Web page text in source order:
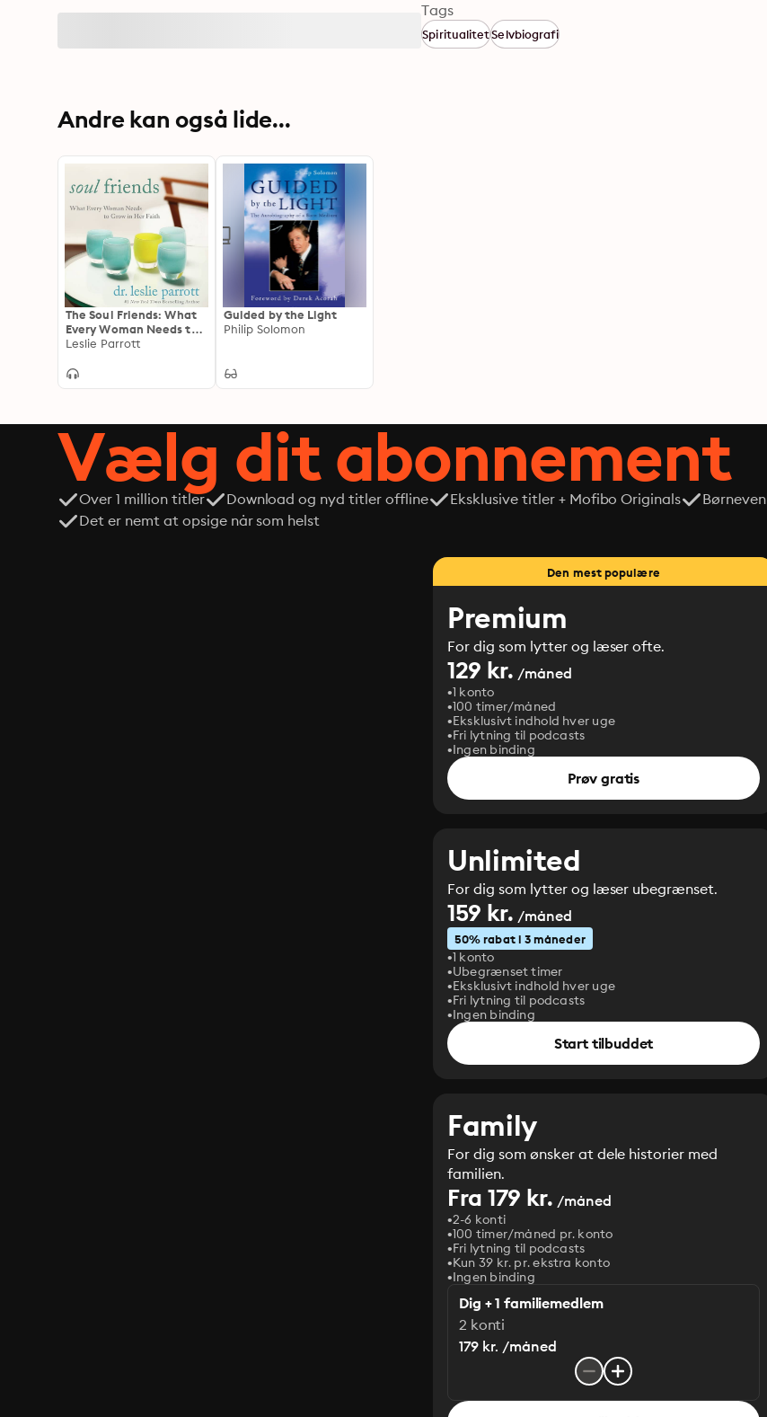
Tags
SpiritualitetSelvbiografi
Andre kan også lide...
The Soul Friends: What
Every Woman Needs to
Grow in Her Faith
Leslie Parrott
Guided by the Light
Philip Solomon
Vælg dit abonnement
Over 1 million titler Download og nyd titler offline Eksklusive titler + Mofibo Originals
Det er nemt at opsige når som helst
Den mest populære
Premium
For dig som lytter og læser ofte.
129 kr. /måned
1 konto
100 timer/måned
Eksklusivt indhold hver uge
Fri lytning til podcasts
Ingen binding
Prøv gratis
Unlimited
For dig som lytter og læser ubegrænset.
159 kr. /måned
50% rabat i 3 måneder
1 konto
Ubegrænset timer
Eksklusivt indhold hver uge
Fri lytning til podcasts
Ingen binding
Start tilbuddet
Family
For dig som ønsker at dele historier med
familien.
Fra 179 kr. /måned
2-6 konti
100 timer/måned pr. konto
Fri lytning til podcasts
Kun 39 kr. pr. ekstra konto
Ingen binding
Dig + 1 familiemedlem
2 konti
179 kr. /måned